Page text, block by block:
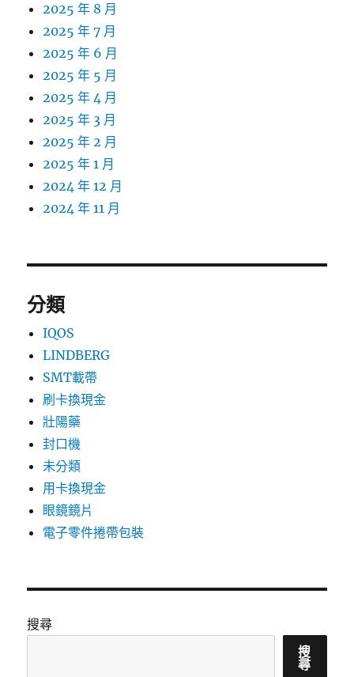
2025 年 8 月
2025 年 7 月
2025 年 6 月
2025 年 5 月
2025 年 4 月
2025 年 3 月
2025 年 2 月
2025 年 1 月
2024 年 12 月
2024 年 11 月
分類
IQOS
LINDBERG
SMT載帶
刷卡換現金
壯陽藥
封口機
未分類
用卡換現金
眼鏡鏡片
電子零件捲帶包裝
搜尋
搜
尋